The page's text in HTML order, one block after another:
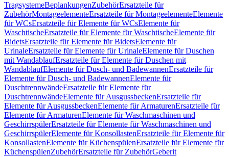
TragsystemeBeplankungenZubehörErsatzteile für
ZubehörMontageelementeErsatzteile für MontageelementeElemente
für WCsErsatzteile für Elemente für WCsElemente für
WaschtischeErsatzteile für Elemente für WaschtischeElemente für
BidetsErsatzteile für Elemente für BidetsElemente für
UrinaleErsatzteile für Elemente für UrinaleElemente für Duschen
mit WandablaufErsatzteile für Elemente für Duschen mit
WandablaufElemente für Dusch- und BadewannenErsatzteile für
Elemente für Dusch- und BadewannenElemente für
DuschtrennwändeErsatzteile für Elemente für
DuschtrennwändeElemente für AusgussbeckenErsatzteile für
Elemente für AusgussbeckenElemente für ArmaturenErsatzteile für
Elemente für ArmaturenElemente für Waschmaschinen und
GeschirrspülerErsatzteile für Elemente für Waschmaschinen und
GeschirrspülerElemente für KonsollastenErsatzteile für Elemente für
KonsollastenElemente für KüchenspülenErsatzteile für Elemente für
KüchenspülenZubehörErsatzteile für ZubehörGeberit